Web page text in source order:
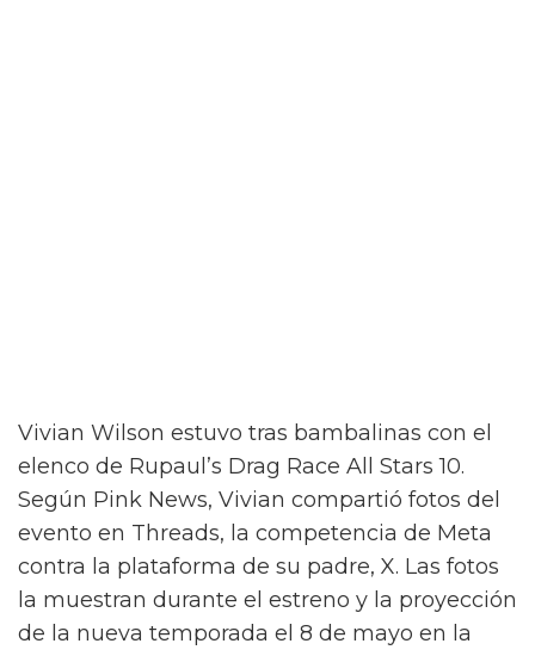
Vivian Wilson estuvo tras bambalinas con el
elenco de Rupaul’s Drag Race All Stars 10.
Según Pink News, Vivian compartió fotos del
evento en Threads, la competencia de Meta
contra la plataforma de su padre, X. Las fotos
la muestran durante el estreno y la proyección
de la nueva temporada el 8 de mayo en la